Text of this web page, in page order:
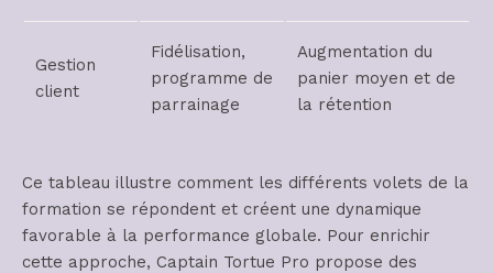
Gestion
client
Fidélisation,
programme de
parrainage
Augmentation du
panier moyen et de
la rétention
Ce tableau illustre comment les différents volets de la
formation se répondent et créent une dynamique
favorable à la performance globale. Pour enrichir
cette approche, Captain Tortue Pro propose des